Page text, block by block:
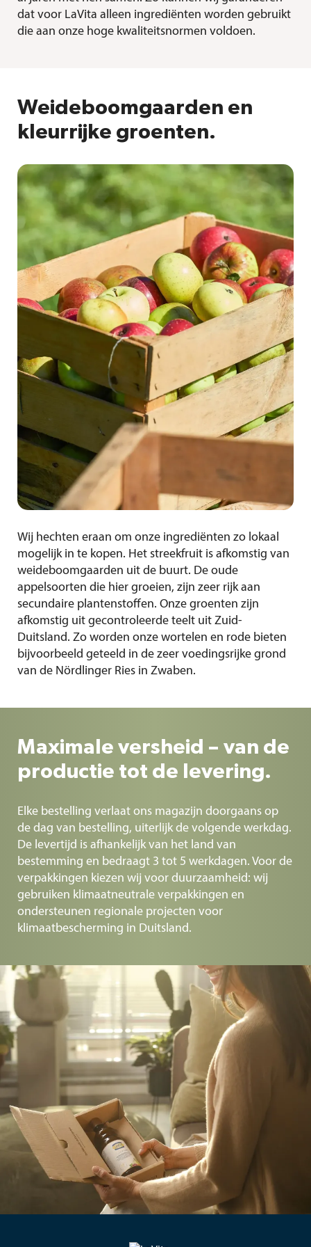
dat voor LaVita alleen ingrediënten worden gebruikt
die aan onze hoge kwaliteitsnormen voldoen.
Weideboomgaarden en
kleurrijke groenten.
Wij hechten eraan om onze ingrediënten zo lokaal
mogelijk in te kopen. Het streekfruit is afkomstig van
weideboomgaarden uit de buurt. De oude
appelsoorten die hier groeien, zijn zeer rijk aan
secundaire plantenstoffen. Onze groenten zijn
afkomstig uit gecontroleerde teelt uit Zuid-
Duitsland. Zo worden onze wortelen en rode bieten
bijvoorbeeld geteeld in de zeer voedingsrijke grond
van de Nördlinger Ries in Zwaben.
Maximale versheid – van de
productie tot de levering.
Elke bestelling verlaat ons magazijn doorgaans op
de dag van bestelling, uiterlijk de volgende werkdag.
De levertijd is afhankelijk van het land van
bestemming en bedraagt 3 tot 5 werkdagen. Voor de
verpakkingen kiezen wij voor duurzaamheid: wij
gebruiken klimaatneutrale verpakkingen en
ondersteunen regionale projecten voor
klimaatbescherming in Duitsland.